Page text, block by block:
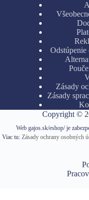
Zásady
Zásady
Copyright ©
Web gajos.sk/eshop/ je
Viac tu: Zásady ochrany osobných